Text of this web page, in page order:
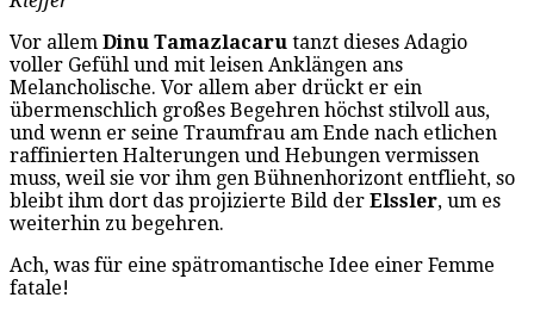
Vor allem Dinu Tamazlacaru tanzt dieses Adagio
voller Gefühl und mit leisen Anklängen ans
Melancholische. Vor allem aber drückt er ein
übermenschlich großes Begehren höchst stilvoll aus,
und wenn er seine Traumfrau am Ende nach etlichen
raffinierten Halterungen und Hebungen vermissen
muss, weil sie vor ihm gen Bühnenhorizont entflieht, so
bleibt ihm dort das projizierte Bild der Elssler, um es
weiterhin zu begehren.
Ach, was für eine spätromantische Idee einer Femme
fatale!